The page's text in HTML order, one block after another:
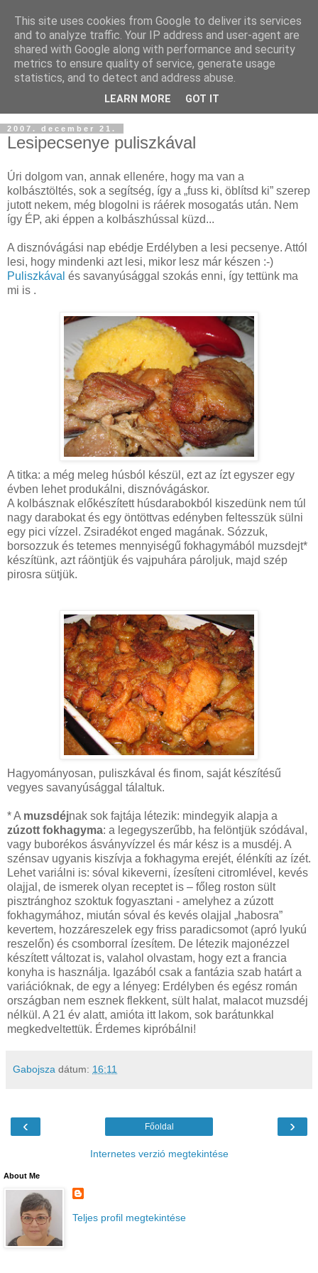
2007. december 21.
Lesipecsenye puliszkával
Úri dolgom van, annak ellenére, hogy ma van a
kolbásztöltés, sok a segítség, így a „fuss ki, öblítsd ki” szerep
jutott nekem, még blogolni is ráérek mosogatás után. Nem
így ÉP, aki éppen a kolbászhússal küzd...
A disznóvágási nap ebédje Erdélyben a lesi pecsenye. Attól
lesi, hogy mindenki azt lesi, mikor lesz már készen :-)
Puliszkával és savanyúsággal szokás enni, így tettünk ma
mi is .
A titka: a még meleg húsból készül, ezt az ízt egyszer egy
évben lehet produkálni, disznóvágáskor.
A kolbásznak előkészített húsdarabokból kiszedünk nem túl
nagy darabokat és egy öntöttvas edényben feltesszük sülni
egy pici vízzel. Zsiradékot enged magának. Sózzuk,
borsozzuk és tetemes mennyiségű fokhagymából muzsdejt*
készítünk, azt ráöntjük és vajpuhára pároljuk, majd szép
pirosra sütjük.
Hagyományosan, puliszkával és finom, saját készítésű
vegyes savanyúsággal tálaltuk.
* A muzsdéjnak sok fajtája létezik: mindegyik alapja a
zúzott fokhagyma: a legegyszerűbb, ha felöntjük szódával,
vagy buborékos ásványvízzel és már kész is a musdéj. A
szénsav ugyanis kiszívja a fokhagyma erejét, élénkíti az ízét.
Lehet variálni is: sóval kikeverni, ízesíteni citromlével, kevés
olajjal, de ismerek olyan receptet is – főleg roston sült
pisztránghoz szoktuk fogyasztani - amelyhez a zúzott
fokhagymához, miután sóval és kevés olajjal „habosra”
kevertem, hozzáreszelek egy friss paradicsomot (apró lyukú
reszelőn) és csomborral ízesítem. De létezik majonézzel
készített változat is, valahol olvastam, hogy ezt a francia
konyha is használja. Igazából csak a fantázia szab határt a
variációknak, de egy a lényeg: Erdélyben és egész román
országban nem esznek flekkent, sült halat, malacot muzsdéj
nélkül. A 21 év alatt, amióta itt lakom, sok barátunkkal
megkedveltettük. Érdemes kipróbálni!
Gabojsza dátum: 16:11
‹ ›
Főoldal
Internetes verzió megtekintése
About Me
Teljes profil megtekintése
This site uses cookies from Google to deliver its services
and to analyze traffic. Your IP address and user-agent are
shared with Google along with performance and security
metrics to ensure quality of service, generate usage
statistics, and to detect and address abuse.
LEARN MORE GOT IT